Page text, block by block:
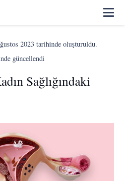
2023tarihinde oluşturuldu.
güncellendi
Sağlığındaki